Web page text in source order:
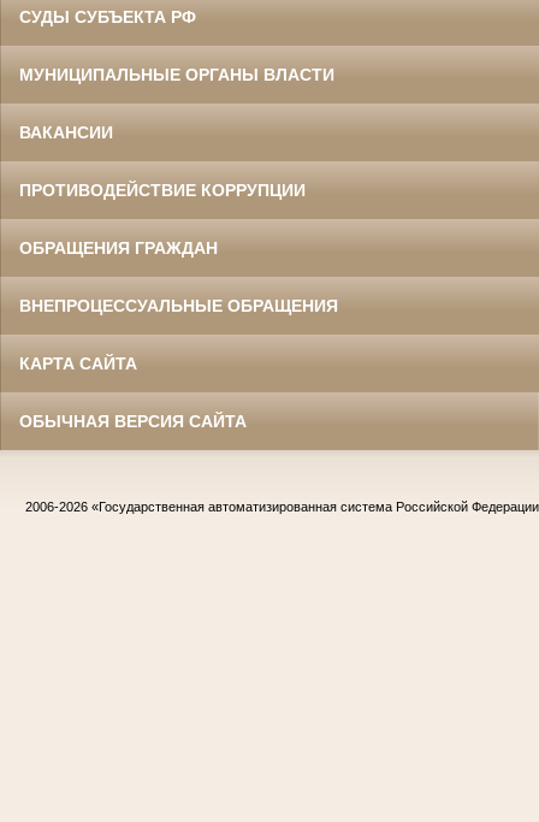
СУДЫ СУБЪЕКТА РФ
МУНИЦИПАЛЬНЫЕ ОРГАНЫ ВЛАСТИ
ВАКАНСИИ
ПРОТИВОДЕЙСТВИЕ КОРРУПЦИИ
ОБРАЩЕНИЯ ГРАЖДАН
ВНЕПРОЦЕССУАЛЬНЫЕ ОБРАЩЕНИЯ
КАРТА САЙТА
ОБЫЧНАЯ ВЕРСИЯ САЙТА
2006-2026 «Государственная автоматизированная система Российской